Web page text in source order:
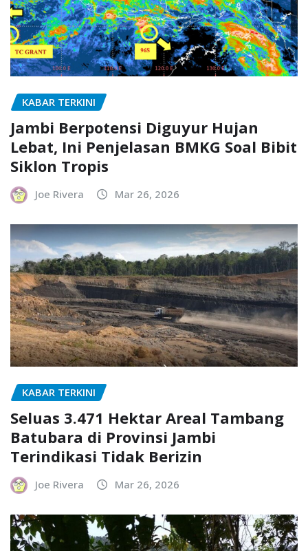
KABAR TERKINI
Jambi Berpotensi Diguyur Hujan
Lebat, Ini Penjelasan BMKG Soal Bibit
Siklon Tropis
Joe Rivera Mar 26, 2026
KABAR TERKINI
Seluas 3.471 Hektar Areal Tambang
Batubara di Provinsi Jambi
Terindikasi Tidak Berizin
Joe Rivera Mar 26, 2026